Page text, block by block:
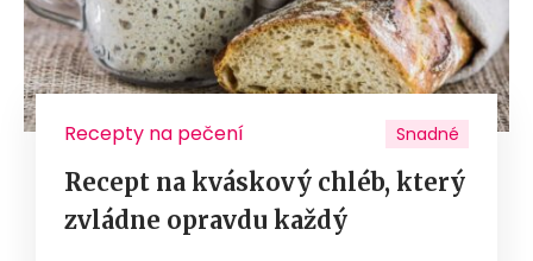
Recepty na pečení Snadné
Recept na kváskový chléb, který
zvládne opravdu každý